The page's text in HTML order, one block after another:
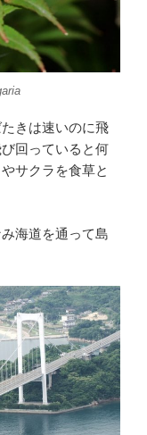
きは速いのに飛
回っていると何
サクラを食草と
海道を通って島